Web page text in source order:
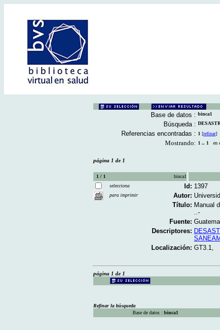
Base de datos : binca1
Búsqueda :
Referencias encontradas : 1 [refinar]
Mostrando: 1 .. 1 en
página 1 de 1
1 / 1
binca1
selecciona
para imprimir
Id: 1397
Autor:
Título: Manual
..-
Fuente:
Descriptores:
Localización: GT3.1,
página 1 de 1
Refinar la búsqueda
Base de datos : binca1